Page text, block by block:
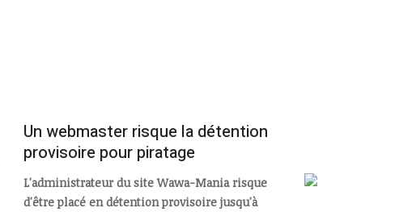
Un webmaster risque la détention
provisoire pour piratage
L'administrateur du site Wawa-Mania risque
d'être placé en détention provisoire jusqu'à